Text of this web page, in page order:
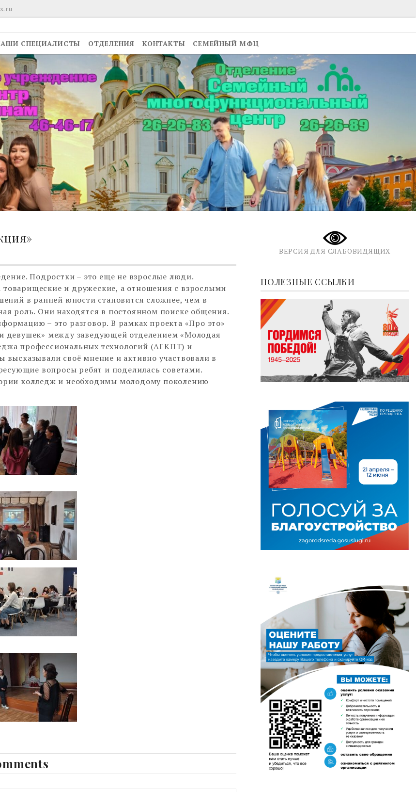
СПЕЦИАЛИСТЫ ОТДЕЛЕНИЯ КОНТАКТЫ СЕМЕЙНЫЙ МФЦ
Подростки – это еще не взрослые люди.
и дружеские, а отношения с взрослыми
в ранней юности становится сложнее, чем в
роль. Они находятся в постоянном поиске общения.
– это разговор. В рамках проекта «Про это»
девушек» между заведующей отделением «Молодая
профессиональных технологий (АГКПТ) и
своё мнение и активно участвовали в
вопросы ребят и поделилась советами.
колледж и необходимы молодому поколению
ВЕРСИЯ ДЛЯ СЛАБОВИДЯЩИХ
ПОЛЕЗНЫЕ ССЫЛКИ